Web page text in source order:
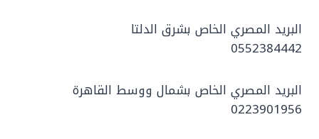
البريد المصري الخاص بشرق الدلتا
0552384442
البريد المصري الخاص بشمال ووسط القاهرة
0223901956